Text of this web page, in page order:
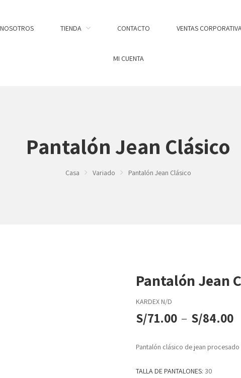
NOSOTROS TIENDA CONTACTO VENTAS
MI CUENTA
Pantalón Jean Clásico
Casa Variado Pantalón Jean Clásico
Pantalón Jean
KARDEX N/D
S/71.00 – S/84.00
Pantalón clásico de jean
TALLA DE PANTALONES: 30